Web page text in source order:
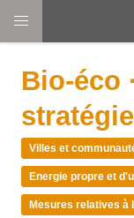
contenu
principal
Bio-éco
stratégie
Logo
Villes et
Energie propre et
Mesures relatives à